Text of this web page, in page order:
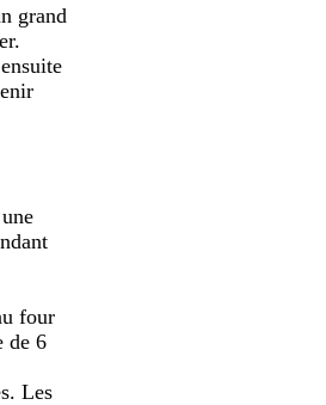
grand
four
de 6
Les